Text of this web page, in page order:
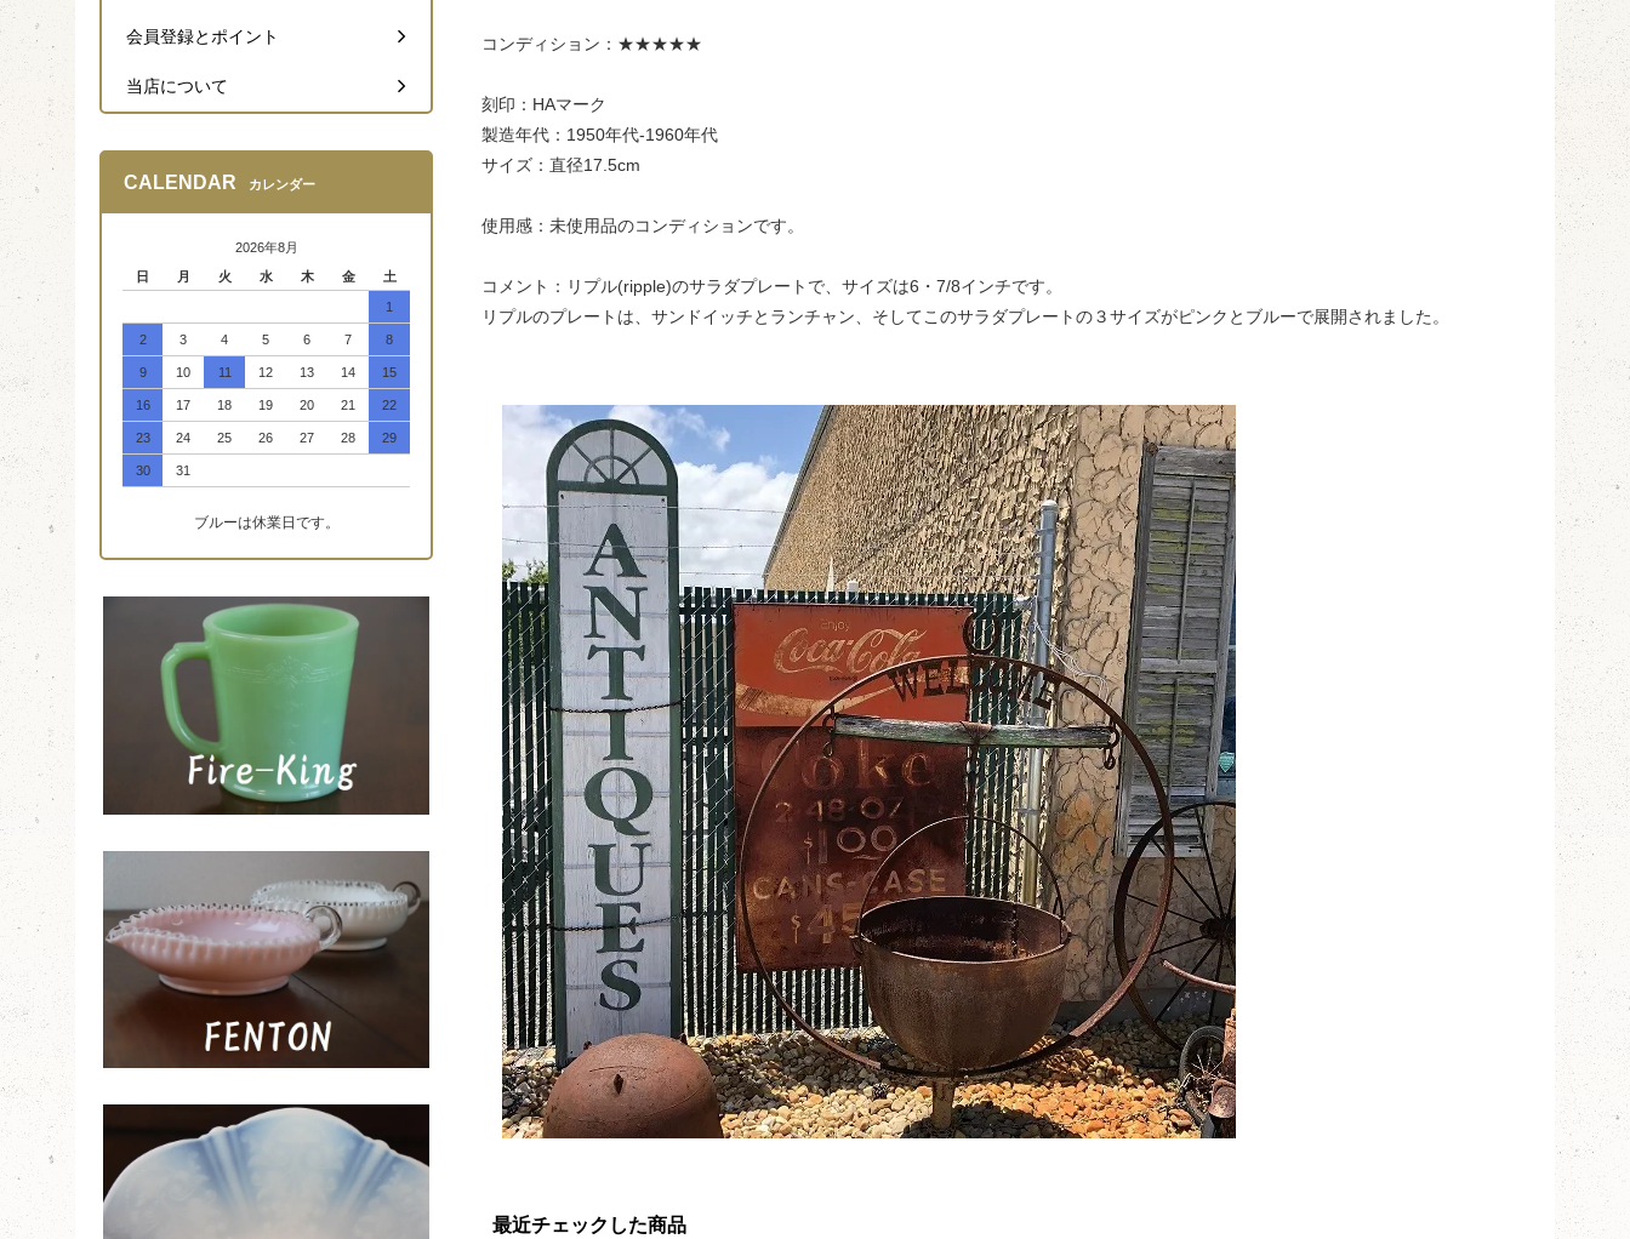
コンディション：★★★★★
刻印：HAマーク
製造年代：1950年代-1960年代
サイズ：直径17.5cm
使用感：未使用品のコンディションです。
コメント：リプル(ripple)のサラダプレートで、サイズは6・7/8インチです。
リプルのプレートは、サンドイッチとランチャン、そしてこのサラダプレートの３サイズがピンクとブルーで展開されました。
最近チェックした商品
会員登録とポイント
当店について
CALENDAR カレンダー
2026年8月
日
月 火 水 木 金 土
1
2 3 4 5 6 7 8
9 10 11 12 13 14 15
16 17 18 19 20 21 22
23 24 25 26 27 28 29
30 31
ブルーは休業日です。